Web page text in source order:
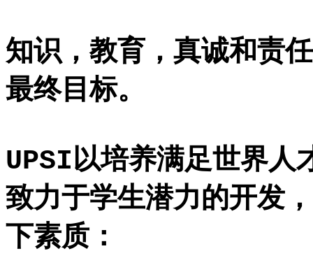
知识，教育，真诚和责
最终目标。
UPSI以培养满足世界人
致力于学生潜力的开发
下素质：